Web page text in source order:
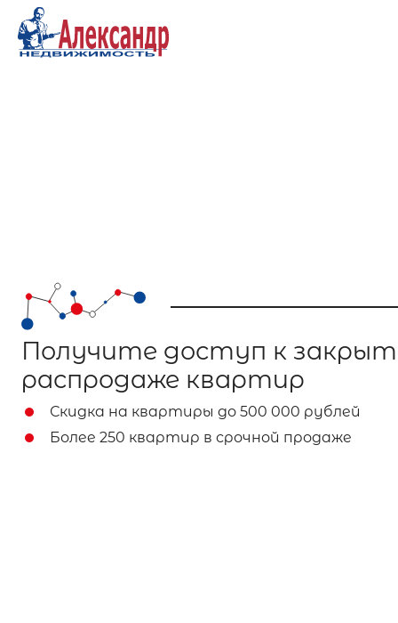
Получите доступ к
распродаже квартир
Скидка на квартиры до 500 000 рублей
Более 250 квартир в срочной продаже